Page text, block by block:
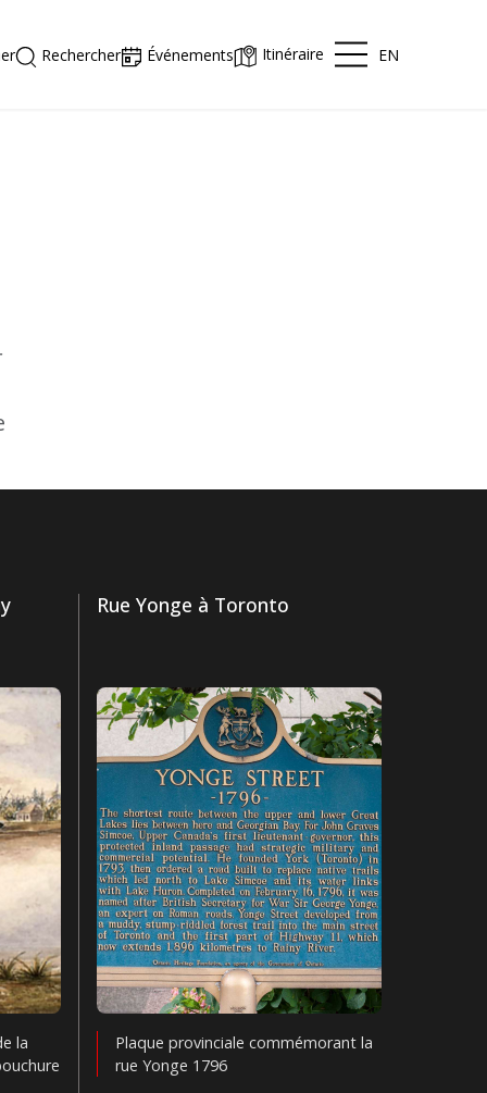
Rechercher Événements Itinéraire EN
la
Rue Yonge à Toronto
Plaque provinciale commémorant la
rue Yonge 1796